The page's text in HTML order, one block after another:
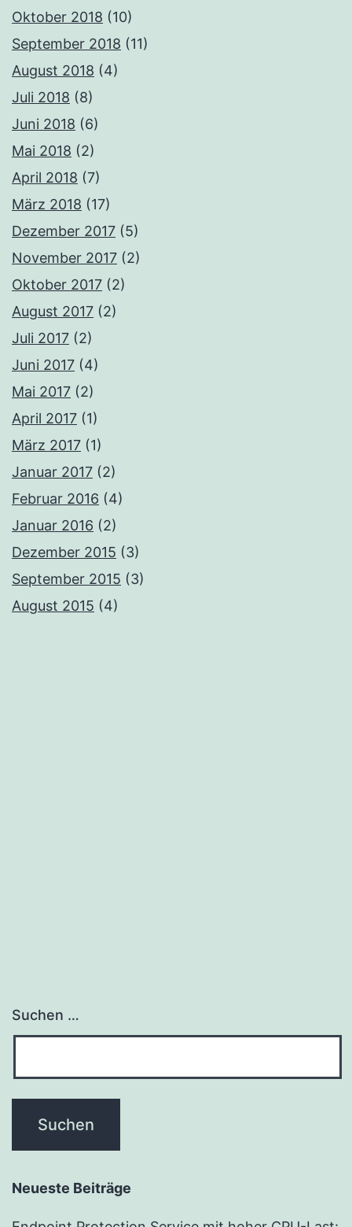
Oktober 2018 (10)
September 2018 (11)
August 2018 (4)
Juli 2018 (8)
Juni 2018 (6)
Mai 2018 (2)
April 2018 (7)
März 2018 (17)
Dezember 2017 (5)
November 2017 (2)
Oktober 2017 (2)
August 2017 (2)
Juli 2017 (2)
Juni 2017 (4)
Mai 2017 (2)
April 2017 (1)
März 2017 (1)
Januar 2017 (2)
Februar 2016 (4)
Januar 2016 (2)
Dezember 2015 (3)
September 2015 (3)
August 2015 (4)
Suchen …
Neueste Beiträge